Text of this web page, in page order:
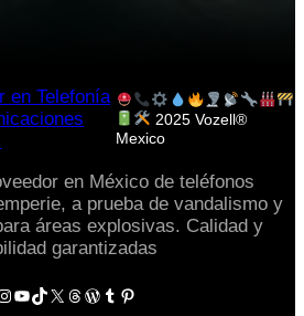
en Telefonía
2025 Vozell®
Mexico
en México de teléfonos
a prueba de vandalismo y
áreas explosivas. Calidad y
garantizadas
YouTube TikTok X Threads WordPress Pinterest